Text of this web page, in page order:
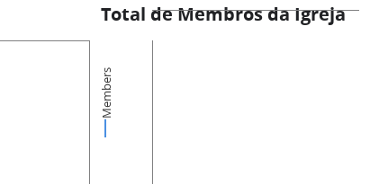
Total de Membros da Igreja
Members